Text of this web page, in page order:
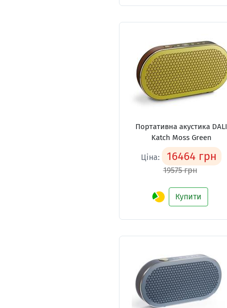
Портативна акустика DALI
Katch Moss Green
Ціна: 16464 грн
19575 грн
Купити